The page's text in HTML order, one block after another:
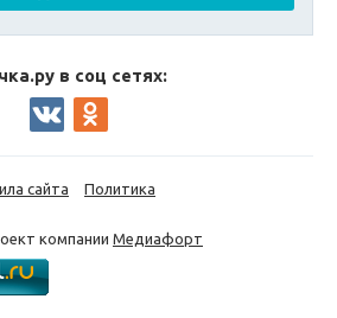
в соц сетях:
сайта
Политика
компании Медиафорт